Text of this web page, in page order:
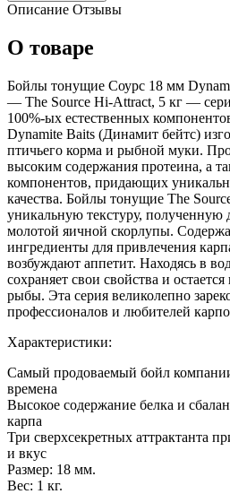
Описание Отзывы
О товаре
Бойлы тонущие Соурс 18 мм
— The Source Hi-Attract, 5 кг —
100%-ых естественных
Dynamite Baits (Динамит бейтс)
птичьего корма и рыбной муки.
высоким содержания протеина, а
компонентов, придающих
качества. Бойлы тонущие The
уникальную текстуру, полученную
молотой яичной скорлупы.
ингредиенты для привлечения
возбуждают аппетит. Находясь в
сохраняет свои свойства и
рыбы. Эта серия великолепно
профессионалов и любителей
Характеристики:
Самый продоваемый бойл
времена
Высокое содержание белка и
карпа
Три сверхсекретных аттрактанта
и вкус
Размер: 18 мм.
Вес: 1 кг.